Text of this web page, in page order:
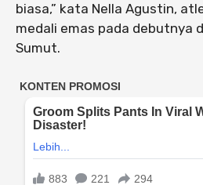
biasa,” kata Nella Agustin,
medali emas pada debutnya
Sumut.